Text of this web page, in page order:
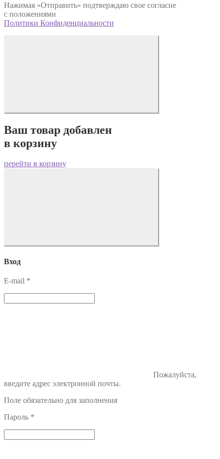
Нажимая «Отправить» подтверждаю свое согласие
с положениями
Политики Конфиденциальности
Ваш товар добавлен
в корзину
перейти в корзину
Вход
E-mail *
Пожалуйста,
введите адрес электронной почты.
Поле обязательно для заполнения
Пароль *